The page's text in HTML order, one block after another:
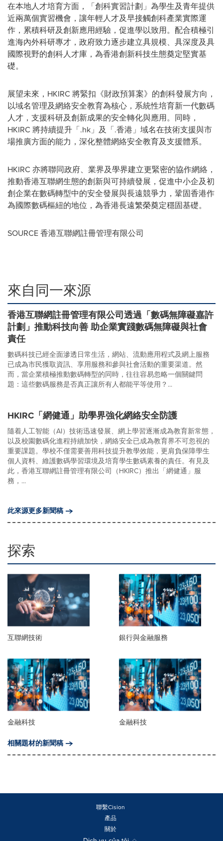
在本地人才培育方面，「創科實習計劃」為學生及青年提供
近兩萬個實習機會，讓年輕人才及早接觸創科產業實際運
作，累積科研及創新應用經驗，促進學以致用。配合積極引
進海內外科研專才，政府致力逐步建立具規模、具深度及具
國際視野的創科人才庫，為香港創新科技生態奠定堅實基
礎。
展望未來，HKIRC 將緊扣《財政預算案》的創科發展方向，
以域名管理及網絡安全教育為核心，系統性培育新一代數碼
人才，支援科研及創新成果的安全轉化與應用。同時，
HKIRC 將持續提升「.hk」及「.香港」域名在技術支援與市
場推廣方面的能力，深化整體網絡安全教育及支援體系。
HKIRC 亦將聯同政府、業界及學界建立更緊密的協作網絡，
推動香港互聯網生態的創新與可持續發展，促進中小企及初
創企業在數碼轉型中的安全發展與長遠競爭力，鞏固香港作
為國際數碼樞紐的地位，為香港長遠繁榮奠定穩固基礎。
SOURCE 香港互聯網註冊管理有限公司
來自同一來源
香港互聯網註冊管理有限公司透過「數碼無障礙嘉許
計劃」推動科技向善 助企業實踐數碼無障礙與社會
責任
數碼科技已經全面滲透日常生活，網站、流動應用程式及網上服務
已成為市民獲取資訊、享用服務和參與社會活動的重要渠道。然
而，當企業積極推動數碼轉型的同時，往往容易忽略一個關鍵問
題：這些數碼服務是否真正讓所有人都能平等使用？...
HKIRC「網健通」助學界強化網絡安全防護
隨着人工智能（AI）技術迅速發展、網上學習逐漸成為教育新常態，
以及校園數碼化進程持續加快，網絡安全已成為教育界不可忽視的
重要課題。學校不僅需要善用科技提升教學效能，更肩負保障學生
個人資料、維護數碼學習環境及培育學生數碼素養的責任。有見及
此，香港互聯網註冊管理有限公司（HKIRC）推出「網健通」服
務，...
此來源更多新聞稿
探索
互聯網技術 銀行與金融服務
金融科技
金融科技
相關題材的新聞稿
聯繫Cision
產品
關於